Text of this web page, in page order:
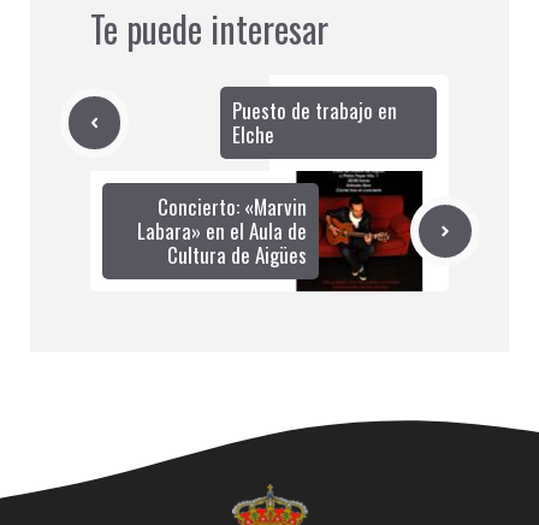
Te puede interesar
Puesto de trabajo en
Elche
Concierto: «Marvin
Labara» en el Aula de
Cultura de Aigües